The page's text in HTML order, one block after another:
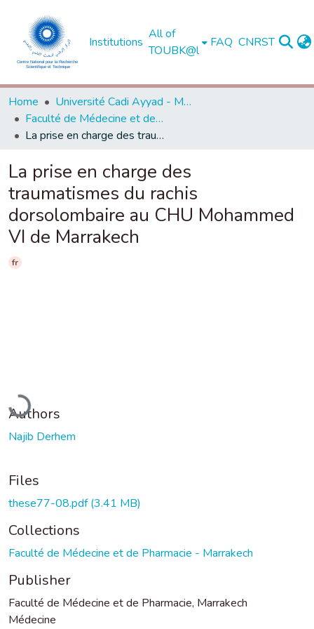
Institutions
All of
TOUBK@l
FAQ CNRST
Home
Université Cadi Ayyad - Marrakech
Faculté de Médecine et de Pharmacie - Marrakech
La prise en charge des traumatismes du rachis dorsolombaire au CHU Mohammed VI de Marrakech
La prise en charge des
traumatismes du rachis
dorsolombaire au CHU Mohammed
VI de Marrakech
fr
Authors
Najib Derhem
Files
these77-08.pdf(3.41 MB)
Collections
Faculté de Médecine et de Pharmacie - Marrakech
Publisher
Faculté de Médecine et de Pharmacie, Marrakech
Médecine